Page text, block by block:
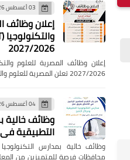
03 أغسطس 2026
إعلان وظائف
2027/2026
2027/2026 تعلن المصرية للعلوم والتكنولوجيا عن فتح باب التقد…
04 أغسطس 2026
وظائف خالية
التطبيقية فى اكثر
محافظات فرصة للمتميزين من